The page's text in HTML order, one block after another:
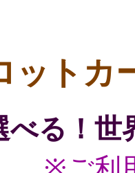
ットカ
べる！